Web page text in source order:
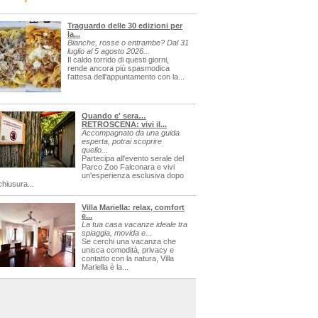
Traguardo delle 30 edizioni per
la...
Bianche, rosse o entrambe? Dal 31
luglio al 5 agosto 2026...
Il caldo torrido di questi giorni,
rende ancora più spasmodica
l'attesa dell'appuntamento con la...
Quando e' sera…
RETROSCENA: vivi il...
Accompagnato da una guida
esperta, potrai scoprire
quello...
Partecipa all'evento serale del
Parco Zoo Falconara e vivi
un'esperienza esclusiva dopo
Villa Mariella: relax, comfort
e...
La tua casa vacanze ideale tra
spiaggia, movida e...
Se cerchi una vacanza che
unisca comodità, privacy e
contatto con la natura, Villa
Mariella è la...